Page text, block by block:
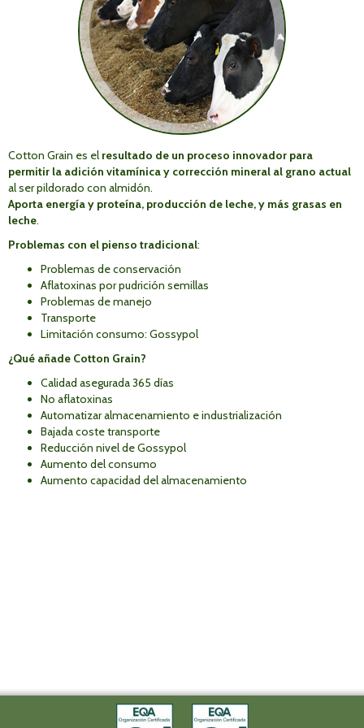
Cotton Grain es el resultado de un proceso innovador para
permitir la adición vitamínica y corrección mineral al grano actual
al ser pildorado con almidón.
Aporta energía y proteína, producción de leche, y más grasas en
leche.
Problemas con el pienso tradicional:
Problemas de conservación
Aflatoxinas por pudrición semillas
Problemas de manejo
Transporte
Limitación consumo: Gossypol
¿Qué añade Cotton Grain?
Calidad asegurada 365 días
No aflatoxinas
Automatizar almacenamiento e industrialización
Bajada coste transporte
Reducción nivel de Gossypol
Aumento del consumo
Aumento capacidad del almacenamiento